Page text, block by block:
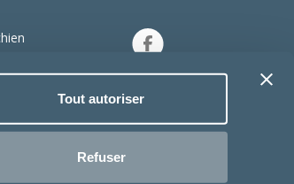
Tout autoriser
Refuser
chien